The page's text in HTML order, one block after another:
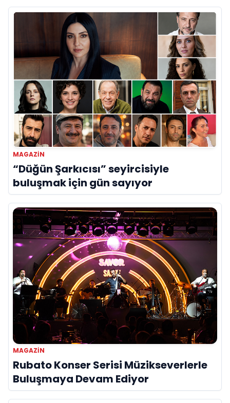
MAGAZİN
“Düğün Şarkıcısı” seyircisiyle
buluşmak için gün sayıyor
MAGAZİN
Rubato Konser Serisi Müzikseverlerle
Buluşmaya Devam Ediyor